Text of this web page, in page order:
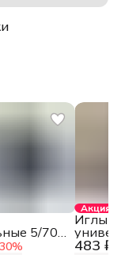
30%
5/70-
Акция
483 ₽
Иглы
10/70-